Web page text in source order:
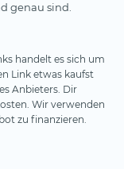
genau sind.
handelt es sich um
Link etwas kaufst
Anbieters. Dir
Wir verwenden
zu finanzieren.